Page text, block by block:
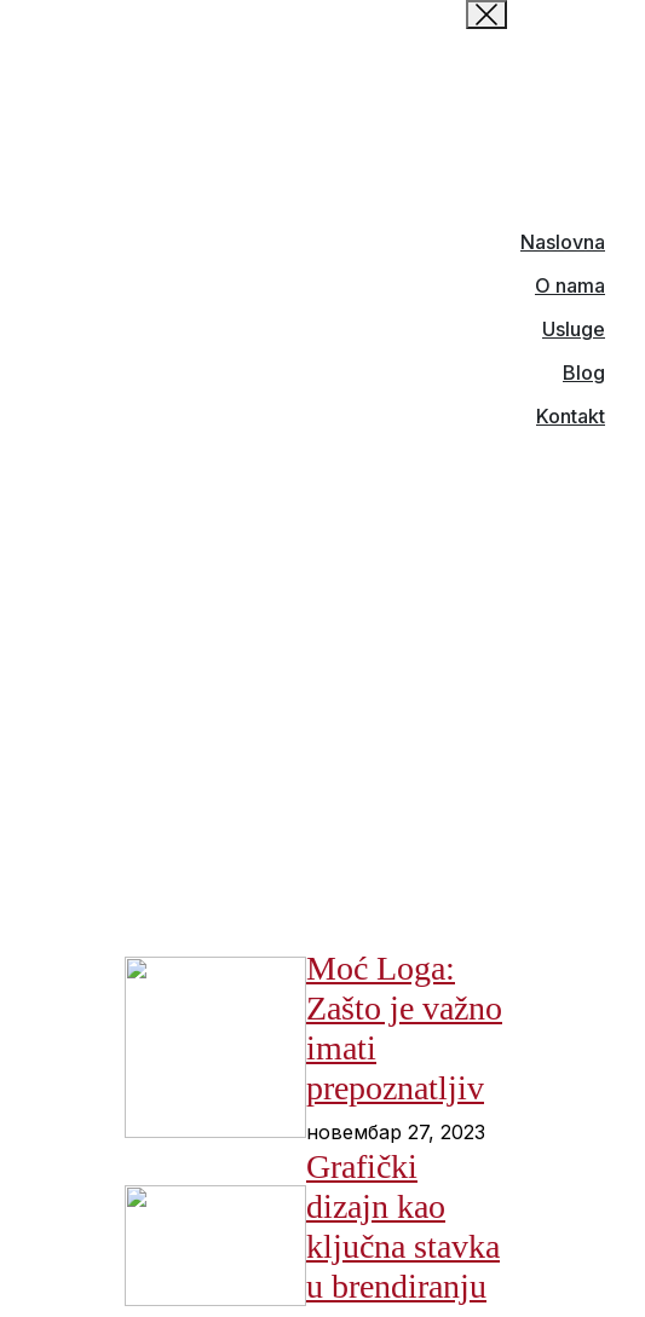
Naslovna
O nama
Usluge
Blog
Kontakt
Moć Loga:
Zašto je važno
imati
prepoznatljiv
новембар 27, 2023
Grafički
dizajn kao
ključna stavka
u brendiranju